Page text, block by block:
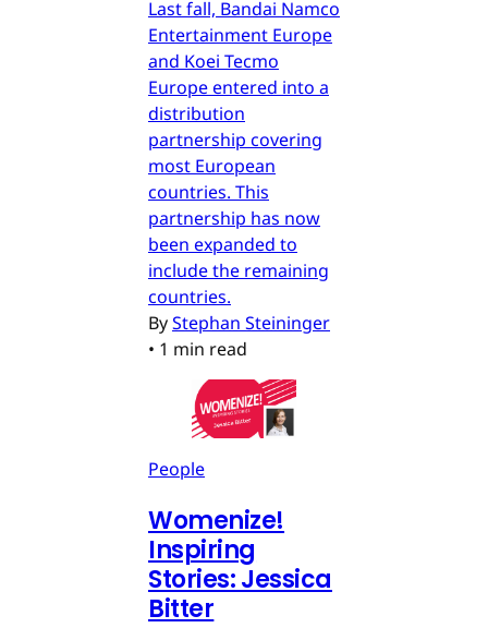
Last fall, Bandai Namco
Entertainment Europe
and Koei Tecmo
Europe entered into a
distribution
partnership covering
most European
countries. This
partnership has now
been expanded to
include the remaining
countries.
ByStephan Steininger
• 1 min read
People
Womenize!
Inspiring
Stories: Jessica
Bitter